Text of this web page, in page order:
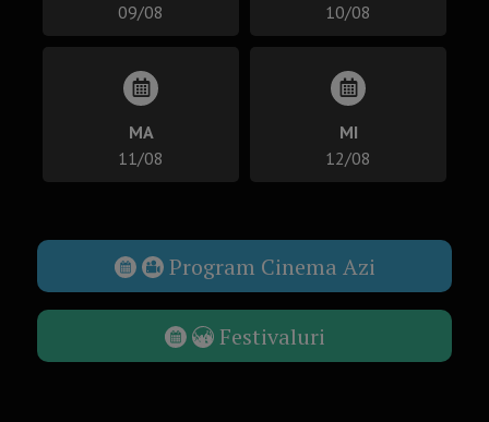
09/08
10/08
MA
11/08
MI
12/08
Program Cinema Azi
Festivaluri